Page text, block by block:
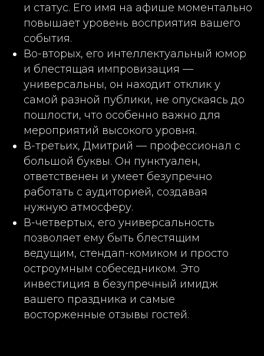
и статус. Его имя на афише моментально
повышает уровень восприятия вашего
события.
Во-вторых, его интеллектуальный юмор
и блестящая импровизация —
универсальны, он находит отклик у
самой разной публики, не опускаясь до
пошлости, что особенно важно для
мероприятий высокого уровня.
В-третьих, Дмитрий — профессионал с
большой буквы. Он пунктуален,
ответственен и умеет безупречно
работать с аудиторией, создавая
нужную атмосферу.
В-четвертых, его универсальность
позволяет ему быть блестящим
ведущим, стендап-комиком и просто
остроумным собеседником. Это
инвестиция в безупречный имидж
вашего праздника и самые
восторженные отзывы гостей.